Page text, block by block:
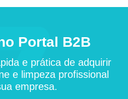
Portal B2B
e prática de adquirir
e limpeza profissional
empresa.